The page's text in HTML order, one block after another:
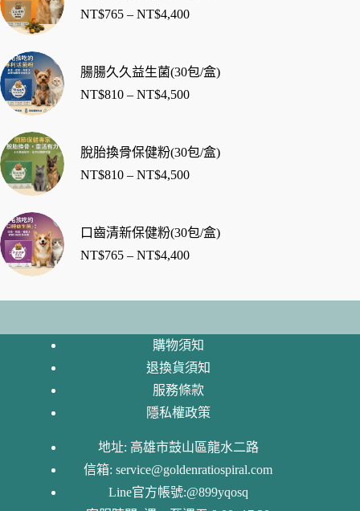
NT$765 – NT$4,400
腸腸久久益生菌(30包/盒)
NT$810 – NT$4,500
脫胎換骨保健粉(30包/盒)
NT$810 – NT$4,500
口齒清新保健粉(30包/盒)
NT$765 – NT$4,400
購物須知
退換貨須知
服務條款
隱私權政策
地址: 高雄市鼓山區龍水二路
信箱:service@goldenratiospiral.com
Line官方帳號:@899yqosq